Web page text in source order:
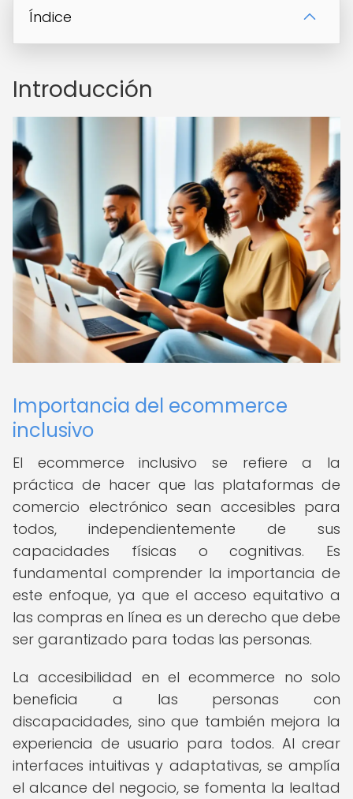
Índice
Introducción
Importancia del ecommerce
inclusivo
El ecommerce inclusivo se refiere a la
práctica de hacer que las plataformas de
comercio electrónico sean accesibles para
todos, independientemente de sus
capacidades físicas o cognitivas. Es
fundamental comprender la importancia de
este enfoque, ya que el acceso equitativo a
las compras en línea es un derecho que debe
ser garantizado para todas las personas.
La accesibilidad en el ecommerce no solo
beneficia a las personas con
discapacidades, sino que también mejora la
experiencia de usuario para todos. Al crear
interfaces intuitivas y adaptativas, se amplía
el alcance del negocio, se fomenta la lealtad